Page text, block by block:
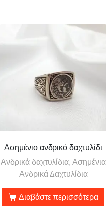
Ασημένιο ανδρικό δαχτυλίδι
Ανδρικά δαχτυλίδια, Ασημένια
Ανδρικά Δαχτυλίδια
Διαβάστε περισσότερα